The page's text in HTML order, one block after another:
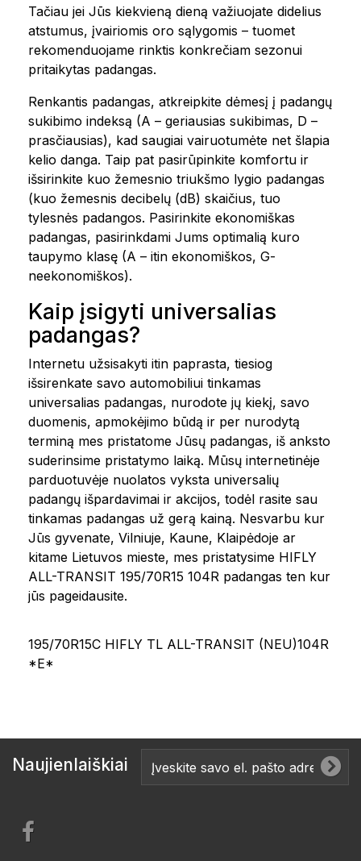
Tačiau jei Jūs kiekvieną dieną važiuojate didelius
atstumus, įvairiomis oro sąlygomis – tuomet
rekomenduojame rinktis konkrečiam sezonui
pritaikytas padangas.
Renkantis padangas, atkreipkite dėmesį į padangų
sukibimo indeksą (A – geriausias sukibimas, D –
prasčiausias), kad saugiai vairuotumėte net šlapia
kelio danga. Taip pat pasirūpinkite komfortu ir
išsirinkite kuo žemesnio triukšmo lygio padangas
(kuo žemesnis decibelų (dB) skaičius, tuo
tylesnės padangos. Pasirinkite ekonomiškas
padangas, pasirinkdami Jums optimalią kuro
taupymo klasę (A – itin ekonomiškos, G-
neekonomiškos).
Kaip įsigyti universalias
padangas?
Internetu užsisakyti itin paprasta, tiesiog
išsirenkate savo automobiliui tinkamas
universalias padangas, nurodote jų kiekį, savo
duomenis, apmokėjimo būdą ir per nurodytą
terminą mes pristatome Jūsų padangas, iš anksto
suderinsime pristatymo laiką. Mūsų internetinėje
parduotuvėje nuolatos vyksta universalių
padangų išpardavimai ir akcijos, todėl rasite sau
tinkamas padangas už gerą kainą. Nesvarbu kur
Jūs gyvenate, Vilniuje, Kaune, Klaipėdoje ar
kitame Lietuvos mieste, mes pristatysime HIFLY
ALL-TRANSIT 195/70R15 104R padangas ten kur
jūs pageidausite.
195/70R15C HIFLY TL ALL-TRANSIT (NEU)104R
*E*
Naujienlaiškiai